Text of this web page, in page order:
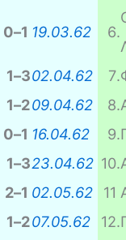
0–1 19.03.62 6.
1–302.04.62 7.
1–209.04.62 8.
0–1 16.04.62 9.
1–323.04.62 10.
2–1 02.05.62 11
1–207.05.62 12.